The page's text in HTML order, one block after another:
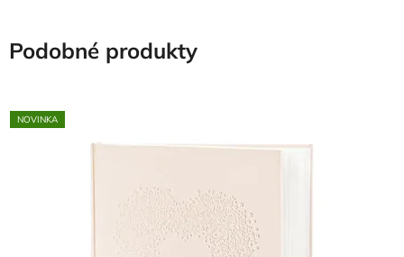
Podobné produkty
NOVINKA